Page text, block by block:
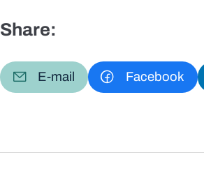
Share:
E-mail Facebook